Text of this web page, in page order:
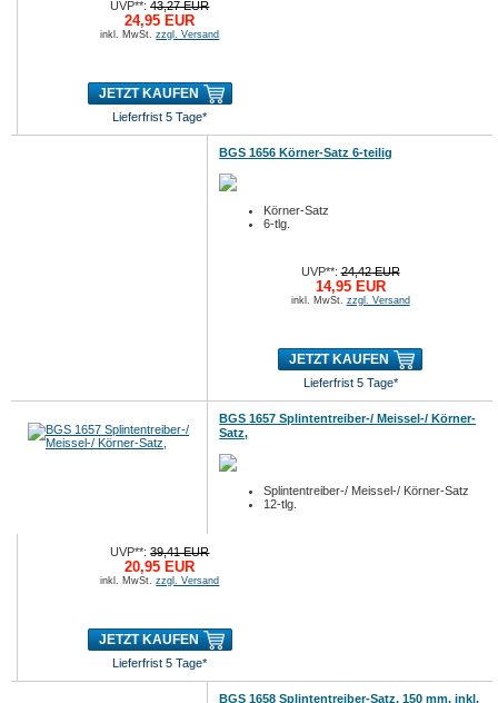
UVP**:43,27 EUR
24,95 EUR
inkl. MwSt.zzgl. Versand
JETZT KAUFEN
Lieferfrist 5 Tage*
BGS 1656 Körner-Satz 6-teilig
Körner-Satz
6-tlg.
UVP**:24,42 EUR
14,95 EUR
inkl. MwSt. zzgl. Versand
JETZT KAUFEN
Lieferfrist 5 Tage*
BGS 1657 Splintentreiber-/ Meissel-/ Körner-
Satz,
Splintentreiber-/ Meissel-/ Körner-Satz
12-tlg.
UVP**:39,41 EUR
20,95 EUR
inkl. MwSt.zzgl. Versand
JETZT KAUFEN
Lieferfrist 5 Tage*
BGS 1658 Splintentreiber-Satz, 150 mm, inkl.